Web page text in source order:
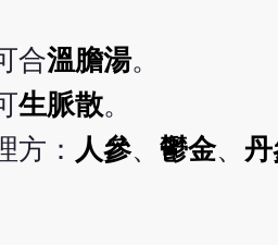
合溫膽湯。
生脈散。
方： 人參、 鬱金、